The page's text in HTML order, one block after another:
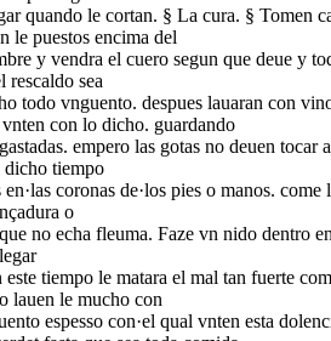
quando le cortan. § La cura. § Tomen
le puestos encima del
y vendra el cuero segun que deue y
rescaldo sea
todo vnguento. despues lauaran con
con lo dicho. guardando
empero las gotas no deuen
dicho tiempo
coronas de·los pies o manos.
o
no echa fleuma. Faze vn nido dentro
este tiempo le matara el mal tan fuerte
lauen le mucho con
espesso con·el qual vnten esta